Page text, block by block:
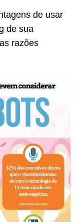
de usar
de sua
razões